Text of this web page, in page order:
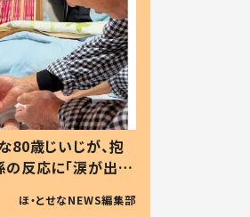
80歳じいじが、抱
反応に「涙が出ま
方ない」
ほ・とせなNEWS編集部